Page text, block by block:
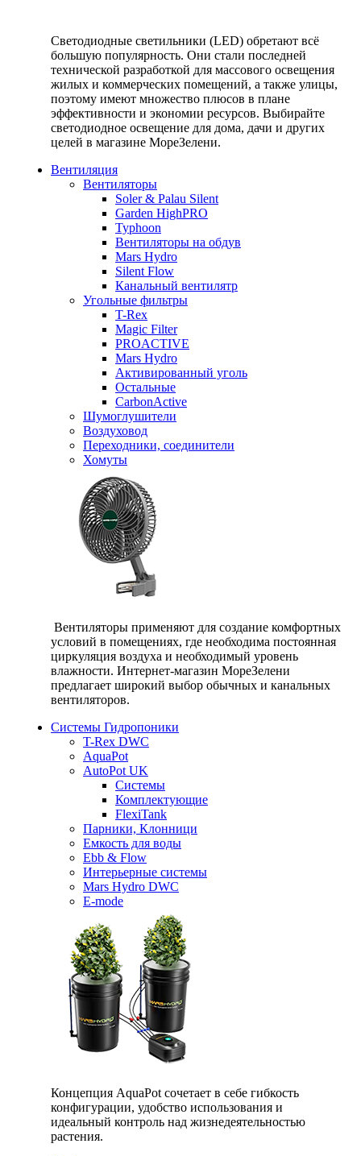
Светодиодные светильники (LED) обретают всё
большую популярность. Они стали последней
технической разработкой для массового освещения
жилых и коммерческих помещений, а также улицы,
поэтому имеют множество плюсов в плане
эффективности и экономии ресурсов. Выбирайте
светодиодное освещение для дома, дачи и других
целей в магазине МореЗелени.
Вентиляция
Вентиляторы
Soler & Palau Silent
Garden HighPRO
Typhoon
Вентиляторы на обдув
Mars Hydro
Silent Flow
Канальный вентилятр
Угольные фильтры
T-Rex
Magic Filter
PROACTIVE
Mars Hydro
Активированный уголь
Остальные
CarbonActive
Шумоглушители
Воздуховод
Переходники, соединители
Хомуты
Вентиляторы применяют для создание комфортных
условий в помещениях, где необходима постоянная
циркуляция воздуха и необходимый уровень
влажности. Интернет-магазин МореЗелени
предлагает широкий выбор обычных и канальных
вентиляторов.
Системы Гидропоники
T-Rex DWC
AquaPot
AutoPot UK
Системы
Комплектующие
FlexiTank
Парники, Клонници
Емкость для воды
Ebb & Flow
Интерьерные системы
Mars Hydro DWC
E-mode
Концепция AquaPot сочетает в себе гибкость
конфигурации, удобство использования и
идеальный контроль над жизнедеятельностью
растения.